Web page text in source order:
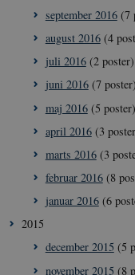
september 2016(7
august 2016(4
juli 2016(2 poster)
juni 2016(7 poster)
maj 2016(5 poster)
april 2016(3
marts 2016(3
februar 2016(8
januar 2016(6
2015
december 2015 (5
november 2015 (8
__Secure-
__Secure-
__Secure-
__Secure-
__Secure-
__Secure-